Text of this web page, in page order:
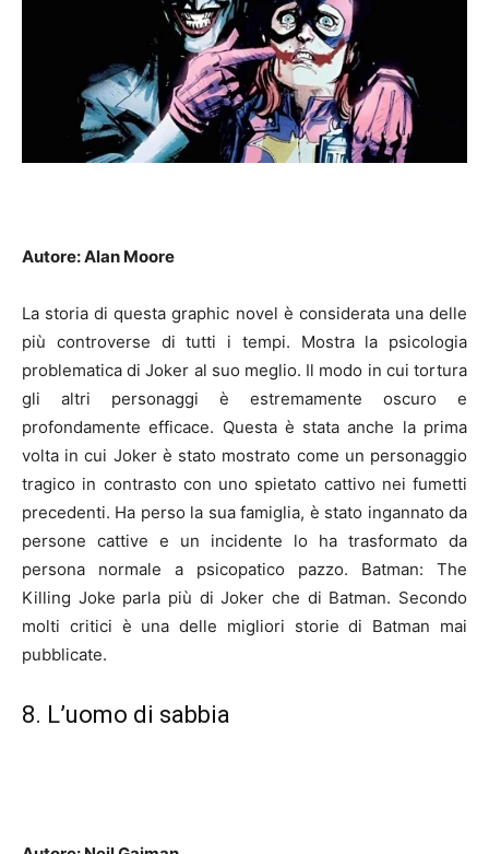
Autore: Alan Moore
La storia di questa graphic novel è considerata una delle
più controverse di tutti i tempi. Mostra la psicologia
problematica di Joker al suo meglio. Il modo in cui tortura
gli altri personaggi è estremamente oscuro e
profondamente efficace. Questa è stata anche la prima
volta in cui Joker è stato mostrato come un personaggio
tragico in contrasto con uno spietato cattivo nei fumetti
precedenti. Ha perso la sua famiglia, è stato ingannato da
persone cattive e un incidente lo ha trasformato da
persona normale a psicopatico pazzo. Batman: The
Killing Joke parla più di Joker che di Batman. Secondo
molti critici è una delle migliori storie di Batman mai
pubblicate.
8. L’uomo di sabbia